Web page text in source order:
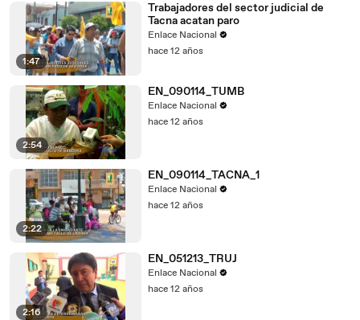
1:47
Trabajadores del sector judicial de
Tacna acatan paro
Enlace Nacional
hace 12 años
2:54
EN_090114_TUMB
Enlace Nacional
hace 12 años
2:22
EN_090114_TACNA_1
Enlace Nacional
hace 12 años
2:16
EN_051213_TRUJ
Enlace Nacional
hace 12 años